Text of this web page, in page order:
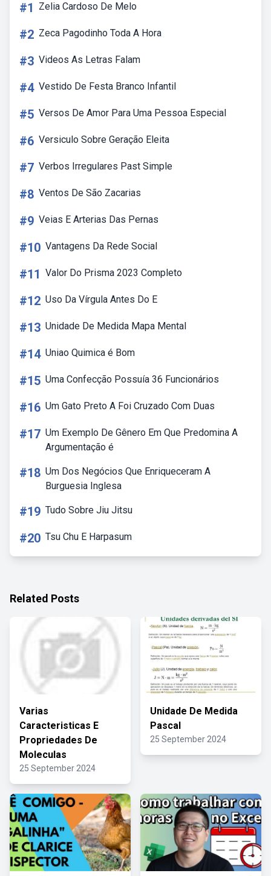
#1 Zelia Cardoso De Melo
#2 Zeca Pagodinho Toda A Hora
#3 Videos As Letras Falam
#4 Vestido De Festa Branco Infantil
#5 Versos De Amor Para Uma Pessoa Especial
#6 Versiculo Sobre Geração Eleita
#7 Verbos Irregulares Past Simple
#8 Ventos De São Zacarias
#9 Veias E Arterias Das Pernas
#10 Vantagens Da Rede Social
#11 Valor Do Prisma 2023 Completo
#12 Uso Da Vírgula Antes Do E
#13 Unidade De Medida Mapa Mental
#14 Uniao Quimica é Bom
#15 Uma Confecção Possuía 36 Funcionários
#16 Um Gato Preto A Foi Cruzado Com Duas
#17 Um Exemplo De Gênero Em Que Predomina A
Argumentação é
#18 Um Dos Negócios Que Enriqueceram A
Burguesia Inglesa
#19 Tudo Sobre Jiu Jitsu
#20 Tsu Chu E Harpasum
Related Posts
Varias
Caracteristicas E
Propriedades De
Moleculas
25 September 2024
Unidade De Medida
Pascal
25 September 2024